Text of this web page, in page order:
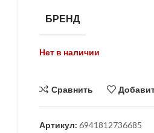
БРЕНД
Нет в наличии
Сравнить
Артикул: 6941812736685